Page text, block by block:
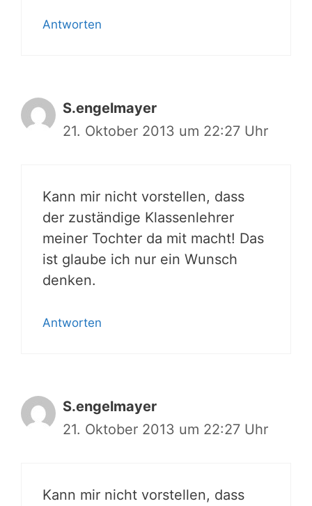
Antworten
S.engelmayer
21. Oktober 2013 um 22:27 Uhr
Kann mir nicht vorstellen, dass
der zuständige Klassenlehrer
meiner Tochter da mit macht! Das
ist glaube ich nur ein Wunsch
denken.
Antworten
S.engelmayer
21. Oktober 2013 um 22:27 Uhr
Kann mir nicht vorstellen, dass